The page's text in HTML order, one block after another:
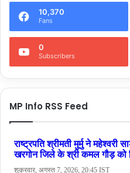
10,370
Fans
0
Subscribers
MP Info RSS Feed